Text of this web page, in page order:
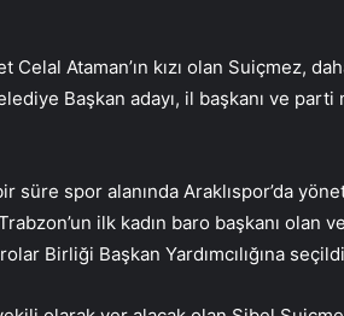
Celal Ataman’ın kızı olan Suiçmez,
Başkan adayı, il başkanı ve
süre spor alanında Araklıspor’da
ilk kadın baro başkanı olan
Birliği Başkan Yardımcılığına